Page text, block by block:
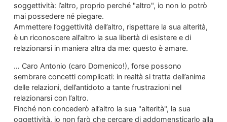
soggettività: l’altro, proprio perché "altro", io non lo potrò
mai possedere né piegare.
Ammettere l’oggettività dell’altro, rispettare la sua alterità,
è un riconoscere all’altro la sua libertà di esistere e di
relazionarsi in maniera altra da me: questo è amare.
… Caro Antonio (caro Domenico!), forse possono
sembrare concetti complicati: in realtà si tratta dell’anima
delle relazioni, dell’antidoto a tante frustrazioni nel
relazionarsi con l’altro.
Finché non concederò all’altro la sua "alterità", la sua
oggettività, io non farò che cercare di addomensticarlo alla